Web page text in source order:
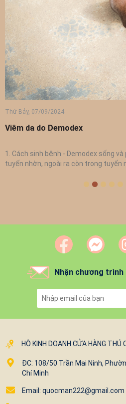
trong bao lông và
tuyến mỡ và...
Nhận chương
HỘ KINH DOANH CỬA HÀNG THÚ
ĐC: 108/50 Trần Mai Ninh,
Chí Minh
Email: quocman222@gmail.com